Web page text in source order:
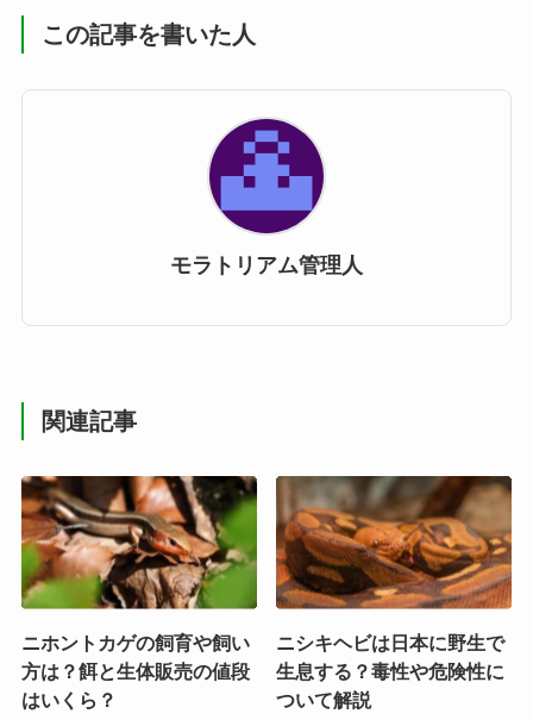
この記事を書いた人
モラトリアム管理人
関連記事
ニホントカゲの飼育や飼い
方は？餌と生体販売の値段
はいくら？
ニシキヘビは日本に野生で
生息する？毒性や危険性に
ついて解説